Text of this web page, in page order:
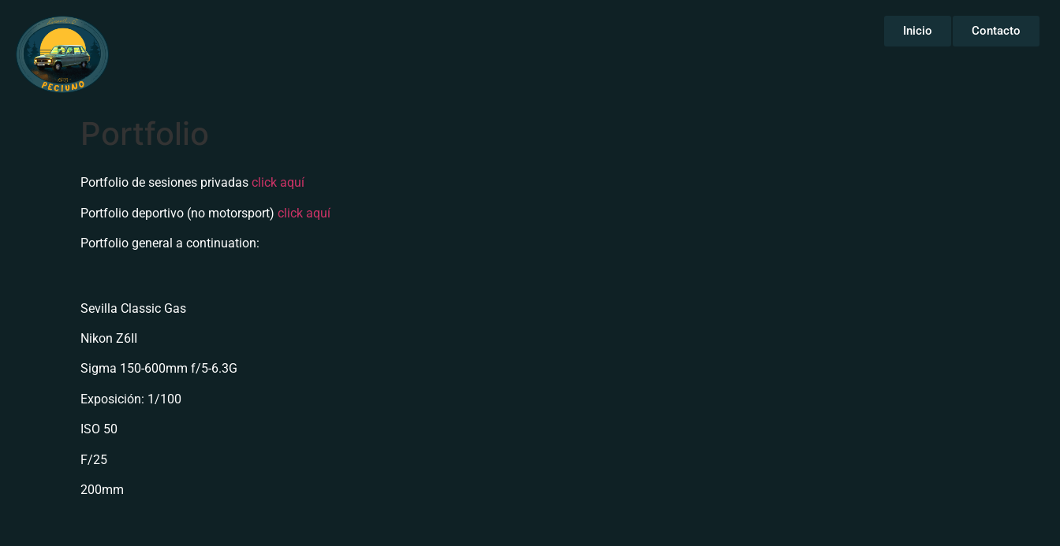
Inicio Contacto
Portfolio
Portfolio de sesiones privadas click aquí
Portfolio deportivo (no motorsport) click aquí
Portfolio general a continuation:
Sevilla Classic Gas
Nikon Z6II
Sigma 150-600mm f/5-6.3G
Exposición: 1/100
ISO 50
F/25
200mm